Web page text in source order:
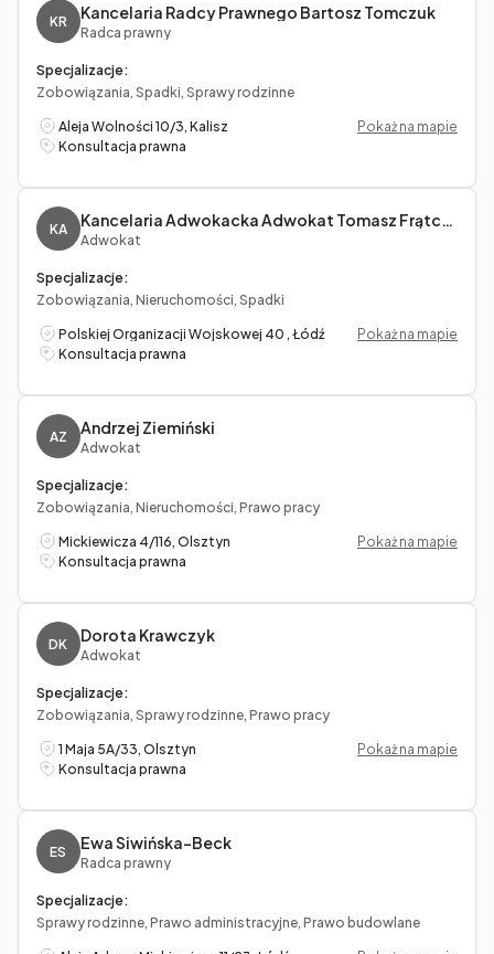
KR Kancelaria Radcy Prawnego Bartosz Tomczuk
Radca prawny
Specjalizacje:
Zobowiązania, Spadki, Sprawy rodzinne
Aleja Wolności 10/3, Kalisz
Pokaż na mapie
Konsultacja prawna
KA
Adwokat
Specjalizacje:
Zobowiązania, Nieruchomości, Spadki
Polskiej Organizacji Wojskowej 40 , Łódź
Pokaż na mapie
Konsultacja prawna
AZ Andrzej Ziemiński
Adwokat
Specjalizacje:
Zobowiązania, Nieruchomości, Prawo pracy
Mickiewicza 4/116, Olsztyn
Pokaż na mapie
Konsultacja prawna
DK Dorota Krawczyk
Adwokat
Specjalizacje:
Zobowiązania, Sprawy rodzinne, Prawo pracy
1 Maja 5A/33, Olsztyn
Pokaż na mapie
Konsultacja prawna
ES Ewa Siwińska-Beck
Radca prawny
Specjalizacje:
Sprawy rodzinne, Prawo administracyjne, Prawo budowlane